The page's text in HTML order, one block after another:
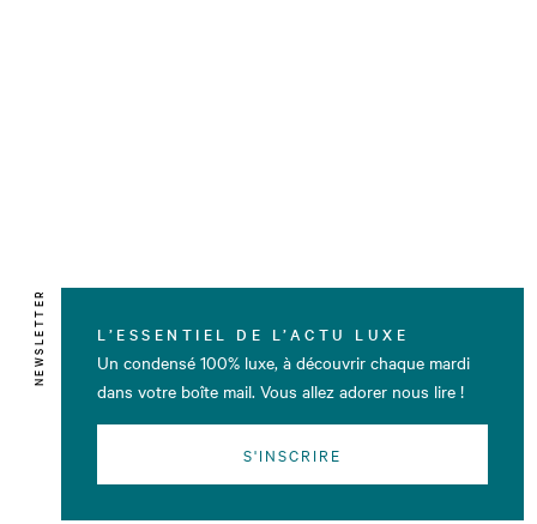
NEWSLETTER L’ESSENTIEL DE L’ACTU LUXE
Un condensé 100% luxe, à découvrir chaque mardi
dans votre boîte mail. Vous allez adorer nous lire !
S'INSCRIRE